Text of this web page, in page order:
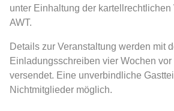
Mitgliedschaft
unter Einhaltung der kartellrechtlichen
AWT.
Details zur Veranstaltung werden mit
Einladungsschreiben vier Wochen vor
versendet. Eine unverbindliche
Nichtmitglieder möglich.